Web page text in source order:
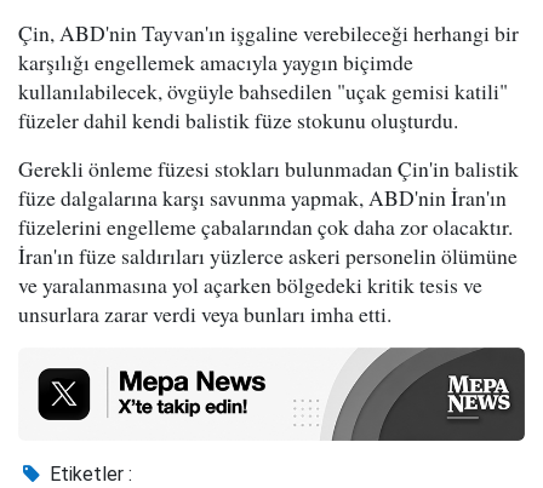
Çin, ABD'nin Tayvan'ın işgaline verebileceği herhangi bir
karşılığı engellemek amacıyla yaygın biçimde
kullanılabilecek, övgüyle bahsedilen "uçak gemisi katili"
füzeler dahil kendi balistik füze stokunu oluşturdu.
Gerekli önleme füzesi stokları bulunmadan Çin'in balistik
füze dalgalarına karşı savunma yapmak, ABD'nin İran'ın
füzelerini engelleme çabalarından çok daha zor olacaktır.
İran'ın füze saldırıları yüzlerce askeri personelin ölümüne
ve yaralanmasına yol açarken bölgedeki kritik tesis ve
unsurlara zarar verdi veya bunları imha etti.
Etiketler :